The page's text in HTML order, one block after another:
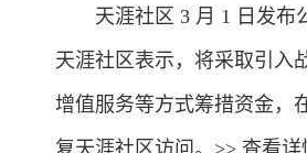
天涯社区 3 月 1 日发布公
天涯社区表示，将采取引入
增值服务等方式筹措资金，
复天涯社区访问。>> 查看详